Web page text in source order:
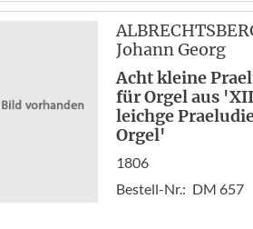
Johann Georg
Acht kleine
für Orgel aus
leichge
Orgel'
1806
Bestell-Nr.: DM 657